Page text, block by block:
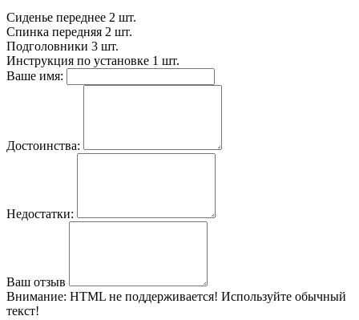
Сиденье переднее 2 шт.
Спинка передняя 2 шт.
Подголовники 3 шт.
Инструкция по установке 1 шт.
Ваше имя:
Достоинства:
Недостатки:
Ваш отзыв
Внимание: HTML не поддерживается! Используйте обычный
текст!